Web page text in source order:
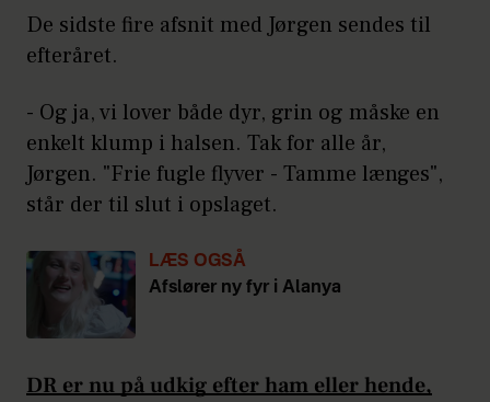
De sidste fire afsnit med Jørgen sendes til
efteråret.
- Og ja, vi lover både dyr, grin og måske en
enkelt klump i halsen. Tak for alle år,
Jørgen. "Frie fugle flyver - Tamme længes",
står der til slut i opslaget.
LÆS OGSÅ
Afslører ny fyr i Alanya
DR er nu på udkig efter ham eller hende,